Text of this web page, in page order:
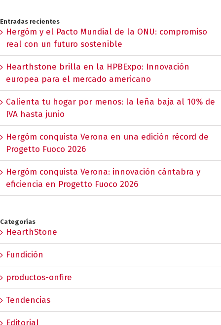
Entradas recientes
Hergóm y el Pacto Mundial de la ONU: compromiso
real con un futuro sostenible
Hearthstone brilla en la HPBExpo: Innovación
europea para el mercado americano
Calienta tu hogar por menos: la leña baja al 10% de
IVA hasta junio
Hergóm conquista Verona en una edición récord de
Progetto Fuoco 2026
Hergóm conquista Verona: innovación cántabra y
eficiencia en Progetto Fuoco 2026
Categorías
HearthStone
Fundición
productos-onfire
Tendencias
Editorial